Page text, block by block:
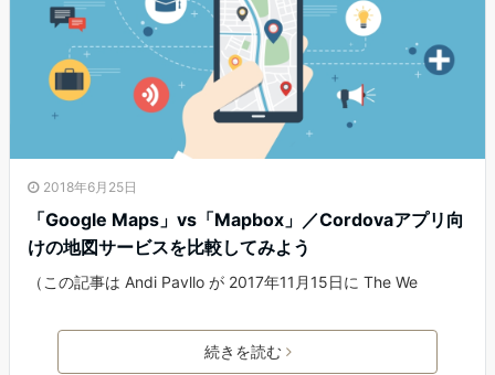
2018年6月25日
「Google Maps」vs「Mapbox」／Cordovaアプリ向
けの地図サービスを比較してみよう
（この記事は Andi Pavllo が 2017年11月15日に The We
続きを読む